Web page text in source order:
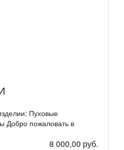
Пуховые
Добро пожаловать в
8 000,00 руб.